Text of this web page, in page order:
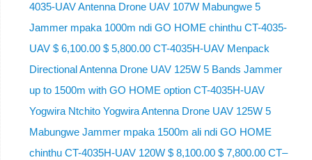
4035-UAV Antenna Drone UAV 107W Mabungwe 5
Jammer mpaka 1000m ndi GO HOME chinthu CT-4035-
UAV $ 6,100.00 $ 5,800.00 CT-4035H-UAV Menpack
Directional Antenna Drone UAV 125W 5 Bands Jammer
up to 1500m with GO HOME option CT-4035H-UAV
Yogwira Ntchito Yogwira Antenna Drone UAV 125W 5
Mabungwe Jammer mpaka 1500m ali ndi GO HOME
chinthu CT-4035H-UAV 120W $ 8,100.00 $ 7,800.00 CT–